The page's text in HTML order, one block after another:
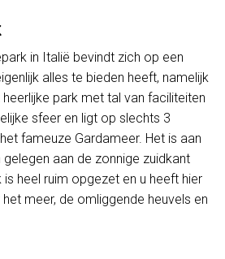
in Italië bevindt zich op een
alles te bieden heeft, namelijk
park met tal van faciliteiten
sfeer en ligt op slechts 3
fameuze Gardameer. Het is aan
aan de zonnige zuidkant
heel ruim opgezet en u heeft hier
meer, de omliggende heuvels en
bestemming is een vakantieresort.